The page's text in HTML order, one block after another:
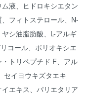
液、ヒドロキシエタン
フィトステロール、N-
シ油脂肪酸、L-アルギ
コール、ポリオキシエ
トリペプチド F、アル
セイヨウキズタエキ
エキス、パリエタリア